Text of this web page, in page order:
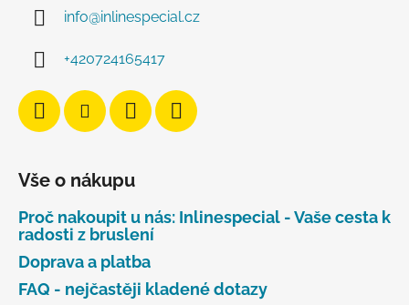
info@inlinespecial.cz
+420724165417
Vše o nákupu
Proč nakoupit u nás: Inlinespecial - Vaše cesta k
radosti z bruslení
Doprava a platba
FAQ - nejčastěji kladené dotazy